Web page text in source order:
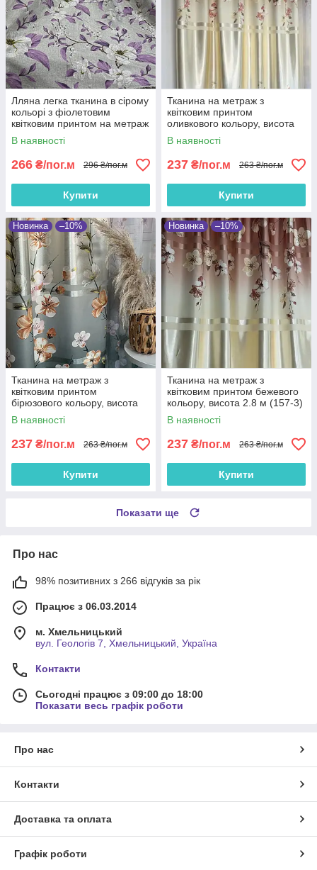
Лляна легка тканина в сірому
кольорі з фіолетовим
квітковим принтом на метраж
(M1-622-7)
В наявності
266 ₴/пог.м 296 ₴/пог.м
Купити
Тканина на метраж з
квітковим принтом
оливкового кольору, висота
2.8 м (157-1)
В наявності
237 ₴/пог.м 263 ₴/пог.м
Купити
Новинка –10%
Тканина на метраж з
квітковим принтом
бірюзового кольору, висота
2.8 м (157-4)
В наявності
237 ₴/пог.м 263 ₴/пог.м
Купити
Новинка –10%
Тканина на метраж з
квітковим принтом бежевого
кольору, висота 2.8 м (157-3)
В наявності
237 ₴/пог.м 263 ₴/пог.м
Купити
Показати ще
Про нас
98% позитивних з 266 відгуків за рік
Працює з 06.03.2014
м. Хмельницький
вул. Геологів 7, Хмельницький, Україна
Контакти
Сьогодні працює з 09:00 до 18:00
Показати весь графік роботи
Про нас
Контакти
Доставка та оплата
Графік роботи